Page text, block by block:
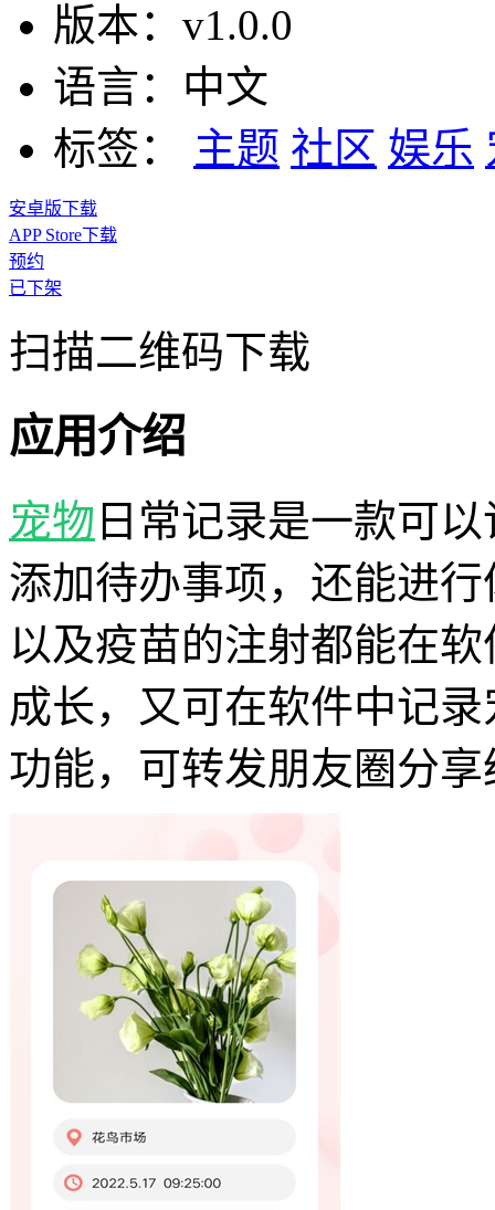
版本： v1.0.0
语言： 中文
标签：
主题 社区 娱乐
安卓版下载
APP Store下载
预约
已下架
扫描二维码下载
应用介绍
宠物 日常记录是一款可
添加待办事项，还能进
以及疫苗的注射都能在
成长，又可在软件中记
功能，可转发朋友圈分